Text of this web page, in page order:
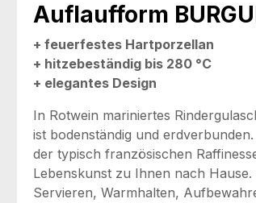
Auflaufform
+ feuerfestes Hartporzellan
+ hitzebeständig bis 280 °C
+ elegantes Design
In Rotwein mariniertes
ist bodenständig und
der typisch französischen
Lebenskunst zu Ihnen nach
Servieren, Warmhalten,